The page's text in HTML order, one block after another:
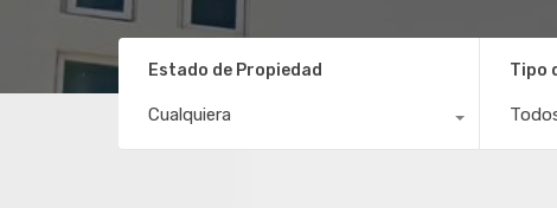
Estado de Propiedad
Cualquiera
Tipo